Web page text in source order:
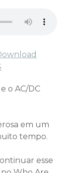
o AC/DC
em um
tempo.
esse